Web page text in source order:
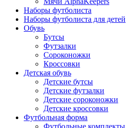
Наборы футболиста
Наборы футболиста для детей
Обувь
Бутсы
Футзалки
Сороконожки
Кроссовки
Детская обувь
Детские бутсы
Детские футзалки
Детские сороконожки
Детские кроссовки
Футбольная форма
Футбольные комплекты